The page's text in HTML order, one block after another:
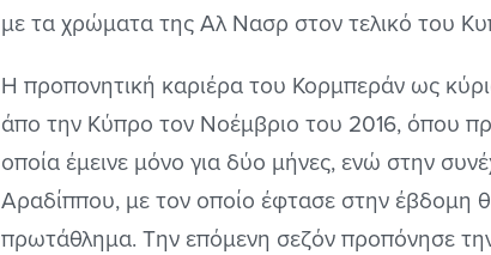
με τα χρώματα της Αλ Νασρ στον τελικό του
Η προπονητική καριέρα του Κορμπεράν ως
άπο την Κύπρο τον Νοέμβριο του 2016, όπου
οποία έμεινε μόνο για δύο μήνες, ενώ στην
Αραδίππου, με τον οποίο έφτασε στην έβδομη
πρωτάθλημα. Την επόμενη σεζόν προπόνησε